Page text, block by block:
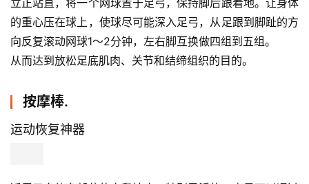
的重心压在球上，使球尽可能深入足弓，从足跟到脚趾的方
向反复滚动网球1～2分钟，左右脚互换做四组到五组。
从而达到放松足底肌肉、关节和结缔组织的目的。
按摩棒.
运动恢复神器